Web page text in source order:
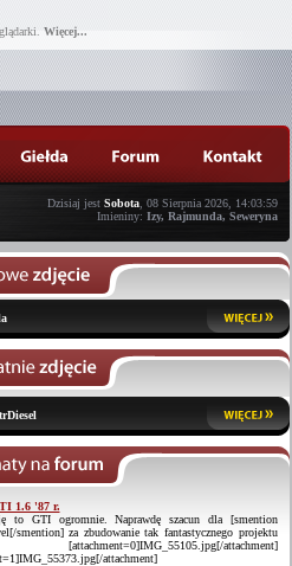
Więcej...
Dzisiaj jest Sobota, 08 Sierpnia 2026, 14:03:59
Imieniny: Izy, Rajmunda, Seweryna
1.6 '87 r.
to GTI ogromnie. Naprawdę szacun dla [smention
smention] za zbudowanie tak fantastycznego projektu
attachment]
attachment]